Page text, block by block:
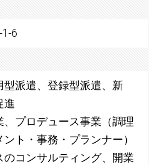
6
型派遣、登録型派遣、新
進
、プロデュース事業（調理
ト・事務・プランナー）
のコンサルティング、開業